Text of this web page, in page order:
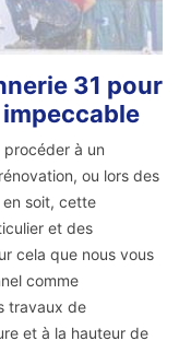
31 pour
procéder à un
ou lors des
soit, cette
et des
cela que nous vous
comme
travaux de
et à la hauteur de